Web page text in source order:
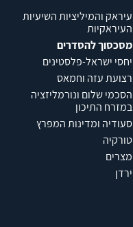
עיראק והמיליציות השיעיות
העיראקיות
מסכסוך להסדרים
יחסי ישראל-פלסטינים
רצועת עזה וחמאס
הסכמי שלום ונורמליזציה
במזרח התיכון
סעודיה ומדינות המפרץ
טורקיה
מצרים
ירדן